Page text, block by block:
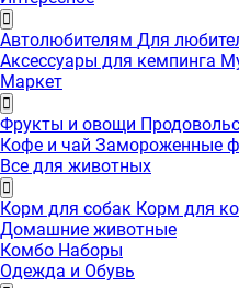
Автолюбителям Для
Аксессуары для кемпинга
Маркет
Фрукты и овощи
Кофе и чай Замороженные
Все для животных
Корм для собак Корм для
Домашние животные
Комбо Наборы
Одежда и Обувь